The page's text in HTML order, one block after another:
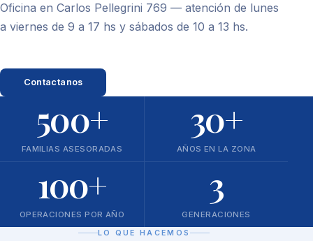
Oficina en Carlos Pellegrini 769 — atención de lunes
a viernes de 9 a 17 hs y sábados de 10 a 13 hs.
Contactanos
500+
FAMILIAS ASESORADAS
30+
AÑOS EN LA ZONA
100+
OPERACIONES POR AÑO
3
GENERACIONES
LO QUE HACEMOS